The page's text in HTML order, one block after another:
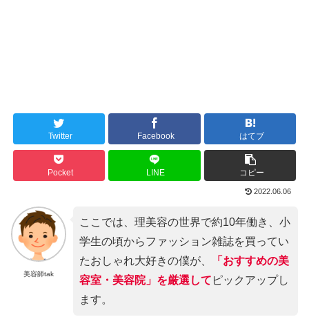
Twitter Facebook はてブ
Pocket LINE コピー
2022.06.06
美容師tak
ここでは、理美容の世界で約10年働き、小
学生の頃からファッション雑誌を買ってい
たおしゃれ大好きの僕が、
「おすすめの美
容室・美容院」を厳選して ピックアップし
ます。